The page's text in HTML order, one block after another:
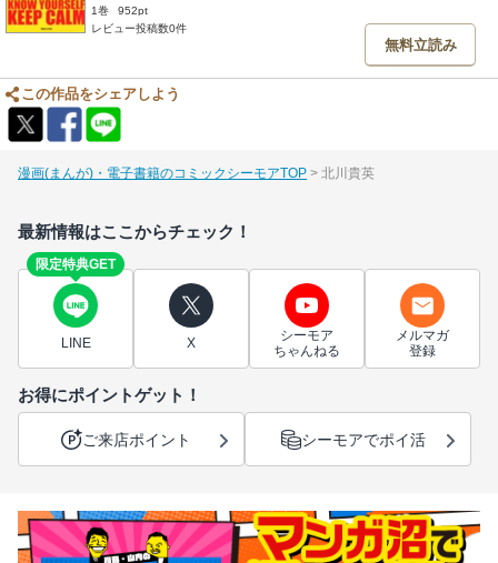
1巻
952pt
レビュー投稿数0件
無料立読み
この作品をシェアしよう
漫画(まんが)・電子書籍のコミックシーモアTOP 北川貴英
最新情報はここからチェック！
限定特典GET
LINE X
シーモア
ちゃんねる
メルマガ
登録
お得にポイントゲット！
ご来店ポイント シーモアでポイ活